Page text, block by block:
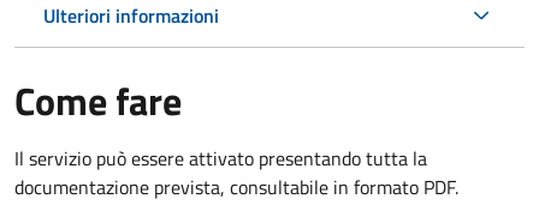
Ulteriori informazioni
Come fare
Il servizio può essere attivato presentando tutta la
documentazione prevista, consultabile in formato PDF.